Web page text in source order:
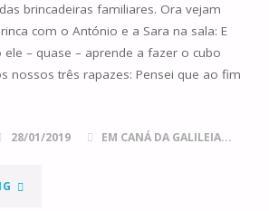
brincadeiras familiares. Ora vejam
com o António e a Sara na sala: E
– quase – aprende a fazer o cubo
nossos três rapazes: Pensei que ao fim
28/01/2019 EM CANÁ DA GALILEIA...
"O